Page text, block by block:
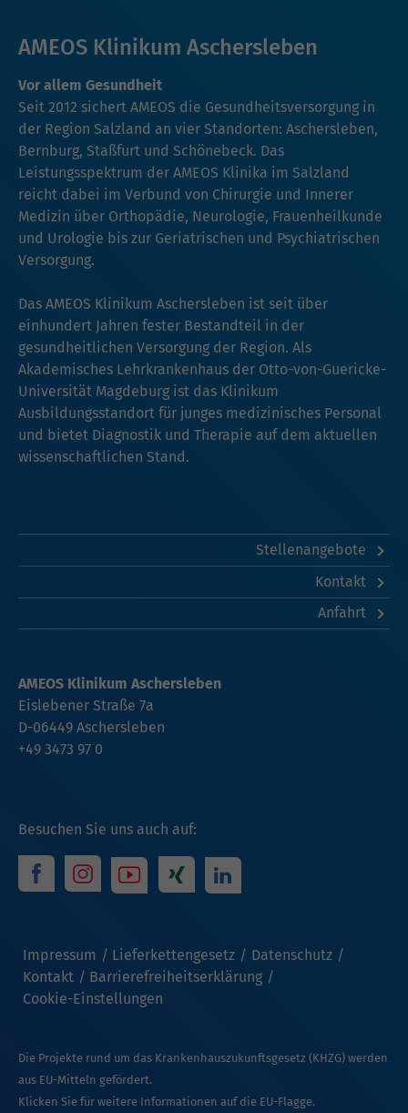
AMEOS Klinikum Aschersleben
Vor allem Gesundheit
Seit 2012 sichert AMEOS die Gesundheitsversorgung in
der Region Salzland an vier Standorten: Aschersleben,
Bernburg, Staßfurt und Schönebeck. Das
Leistungsspektrum der AMEOS Klinika im Salzland
reicht dabei im Verbund von Chirurgie und Innerer
Medizin über Orthopädie, Neurologie, Frauenheilkunde
und Urologie bis zur Geriatrischen und Psychiatrischen
Versorgung.
Das AMEOS Klinikum Aschersleben ist seit über
einhundert Jahren fester Bestandteil in der
gesundheitlichen Versorgung der Region. Als
Akademisches Lehrkrankenhaus der Otto-von-Guericke-
Universität Magdeburg ist das Klinikum
Ausbildungsstandort für junges medizinisches Personal
und bietet Diagnostik und Therapie auf dem aktuellen
wissenschaftlichen Stand.
Stellenangebote
Kontakt
Anfahrt
Besuchen Sie uns auch auf:
Impressum Lieferkettengesetz
Datenschutz
Kontakt
Barrierefreiheitserklärung
Cookie-Einstellungen
AMEOS Klinikum Aschersleben
Eislebener Straße 7a
D-06449 Aschersleben
+49 3473 97 0
Die Projekte rund um das Krankenhauszukunftsgesetz (KHZG) werden
aus EU-Mitteln gefördert.
Klicken Sie für weitere Informationen auf die EU-Flagge.